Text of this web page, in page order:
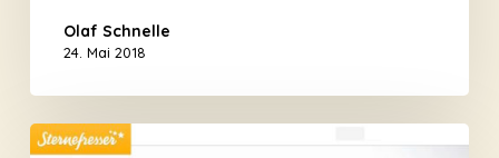
Olaf Schnelle
24. Mai 2018
Sternefresser